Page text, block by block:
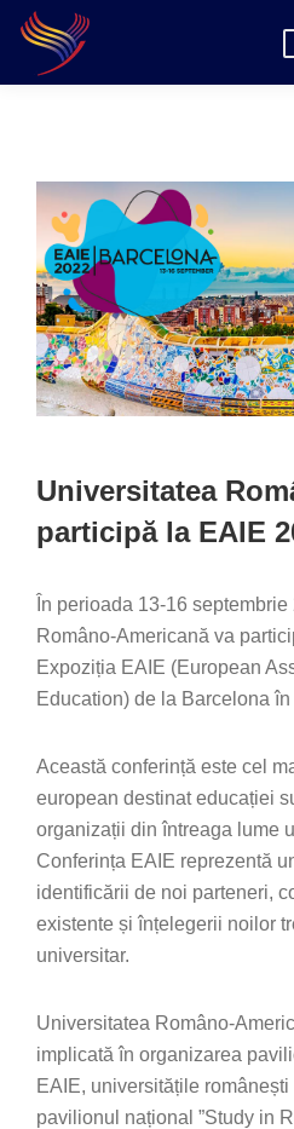
Universitatea
participă la EAIE
În perioada 13-16
Româno-Americană va
Expoziția EAIE (European
Education) de la Barcelona
Această conferință este cel
european destinat educației
organizații din întreaga lume
Conferința EAIE reprezentă
identificării de noi parteneri,
existente și înțelegerii noilor
universitar.
Universitatea Româno-
implicată în organizarea
EAIE, universitățile
pavilionul național ”Study in